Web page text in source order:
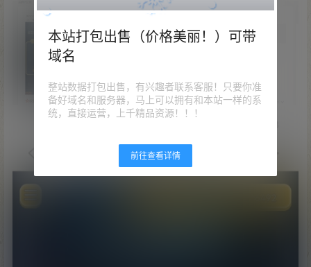
本站打包出售（价格美丽！）可带
域名
整站数据打包出售，有兴趣者联系客服！只要你准
备好域名和服务器，马上可以拥有和本站一样的系
统，直接运营，上千精品资源！！！
前往查看详情